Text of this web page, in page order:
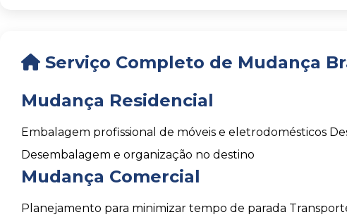
Serviço Completo de Mudança
Mudança Residencial
Embalagem profissional de móveis e eletrodomésticos
Desembalagem e organização no destino
Mudança Comercial
Planejamento para minimizar tempo de parada